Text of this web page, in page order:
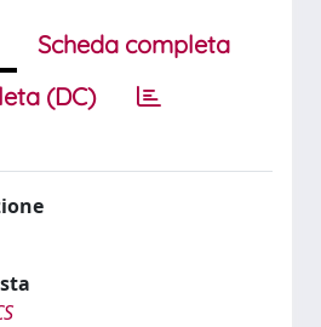
Scheda completa
(DC)